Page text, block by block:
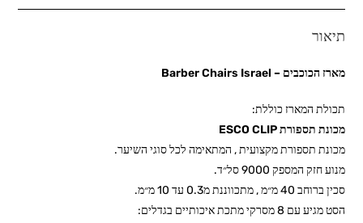
תיאור
מארז הכוכבים – Barber Chairs Israel
תכולת המארז כוללת:
מכונת תספורת ESCO CLIP
מכונת תספורת מקצועית , המתאימה לכל סוגי השיער.
מנוע חזק המספק 9000 סל״ד.
סכין ברוחב 40 מ״מ , מתכווננת מ0.3 עד 10 מ״מ.
הסט מגיע עם 8 מסרקי מתכת איכותיים בגדלים: